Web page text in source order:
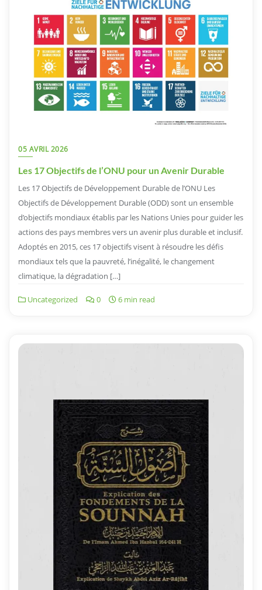
05 AVRIL 2026
Les 17 Objectifs de l’ONU pour un Avenir Durable
Les 17 Objectifs de Développement Durable de l’ONU Les
Objectifs de Développement Durable (ODD) sont un ensemble
d’objectifs mondiaux établis par les Nations Unies pour guider les
actions des pays membres vers un avenir plus durable et inclusif.
Adoptés en 2015, ces 17 objectifs visent à résoudre les défis
mondiaux tels que la pauvreté, l’inégalité, le changement
climatique, la dégradation […]
Uncategorized 0 6 min read